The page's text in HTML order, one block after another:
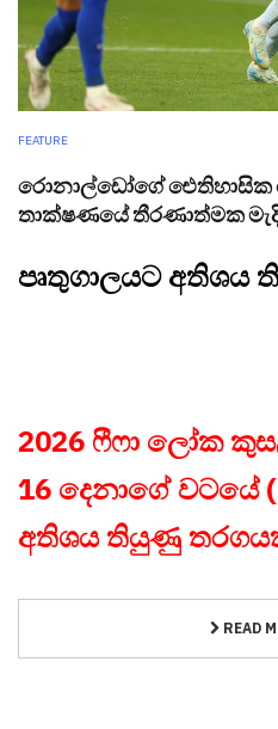
FEATURE
රොනාල්ඩෝගේ ඓතිහාසික
තාක්ෂණයේ තීරණාත්මක
පෘතුගාලයට අතිශය
2026 ෆීෆා ලෝක
16 දෙනාගේ වටයේ
අතිශය තියුණු
READ